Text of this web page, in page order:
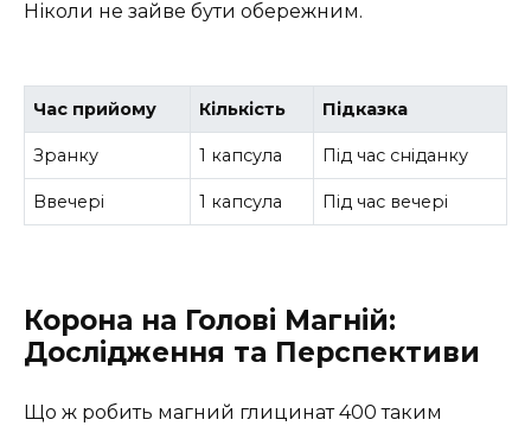
Ніколи не зайве бути обережним.
Час прийому Кількість Підказка
Зранку 1 капсула Під час сніданку
Ввечері 1 капсула Під час вечері
Корона на Голові Магній:
Дослідження та Перспективи
Що ж робить магний глицинат 400 таким